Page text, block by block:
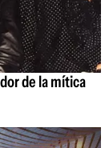
de la mítica